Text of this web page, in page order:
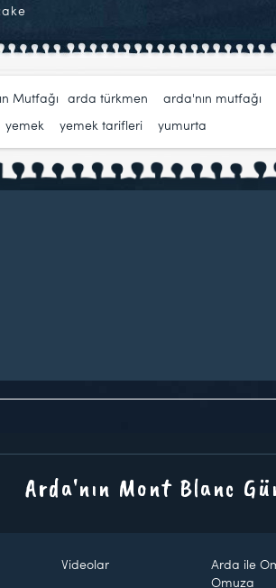
Mutfağı arda türkmen arda'nın mutfağı
yemek yemek tarifleri yumurta
Arda'nın Mont Blanc
Videolar
Arda ile
Omuza